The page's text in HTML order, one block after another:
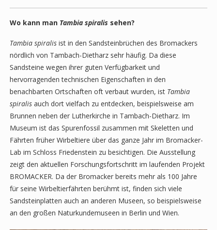
Wo kann man Tambia spiralis sehen?
Tambia spiralis ist in den Sandsteinbrüchen des Bromackers
nördlich von Tambach-Dietharz sehr häufig. Da diese
Sandsteine wegen ihrer guten Verfügbarkeit und
hervorragenden technischen Eigenschaften in den
benachbarten Ortschaften oft verbaut wurden, ist Tambia
spiralis auch dort vielfach zu entdecken, beispielsweise am
Brunnen neben der Lutherkirche in Tambach-Dietharz. Im
Museum ist das Spurenfossil zusammen mit Skeletten und
Fährten früher Wirbeltiere über das ganze Jahr im Bromacker-
Lab im Schloss Friedenstein zu besichtigen. Die Ausstellung
zeigt den aktuellen Forschungsfortschritt im laufenden Projekt
BROMACKER. Da der Bromacker bereits mehr als 100 Jahre
für seine Wirbeltierfährten berühmt ist, finden sich viele
Sandsteinplatten auch an anderen Museen, so beispielsweise
an den großen Naturkundemuseen in Berlin und Wien.